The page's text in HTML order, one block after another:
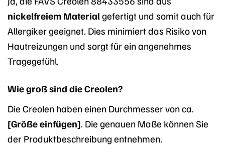
nickelfreiem Material gefertigt und somit auch für
Allergiker geeignet. Dies minimiert das Risiko von
Hautreizungen und sorgt für ein angenehmes
Tragegefühl.
Wie groß sind die Creolen?
Die Creolen haben einen Durchmesser von ca.
[Größe einfügen]. Die genauen Maße können Sie
der Produktbeschreibung entnehmen.